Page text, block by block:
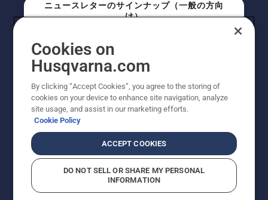
ニュースレターのサインナップ（一般の方向
け）
ニュースレターのサインアップ（プロの方向
け）
© Husqvarna AB (publ). All rights reserved. 表示価格
は、メーカー希望小売価格 (税込) です。掲載写真は一部
Cookies on
Husqvarna.com
By clicking “Accept Cookies”, you agree to the storing of
cookies on your device to enhance site navigation, analyze
site usage, and assist in our marketing efforts.
Cookie Policy
ACCEPT COOKIES
DO NOT SELL OR SHARE MY PERSONAL
INFORMATION